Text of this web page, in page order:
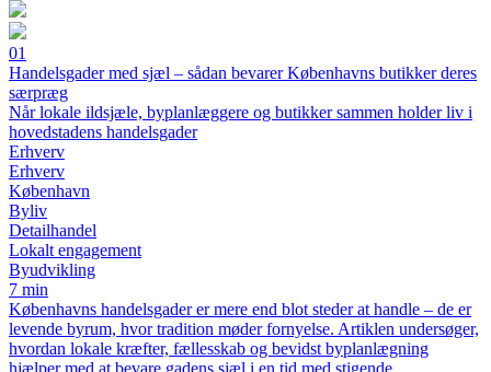
01
Handelsgader med sjæl – sådan bevarer Københavns butikker deres
særpræg
Når lokale ildsjæle, byplanlæggere og butikker sammen holder liv i
hovedstadens handelsgader
Erhverv
Erhverv
København
Byliv
Detailhandel
Lokalt engagement
Byudvikling
7 min
Københavns handelsgader er mere end blot steder at handle – de er
levende byrum, hvor tradition møder fornyelse. Artiklen undersøger,
hvordan lokale kræfter, fællesskab og bevidst byplanlægning
hjælper med at bevare gadens sjæl i en tid med stigende